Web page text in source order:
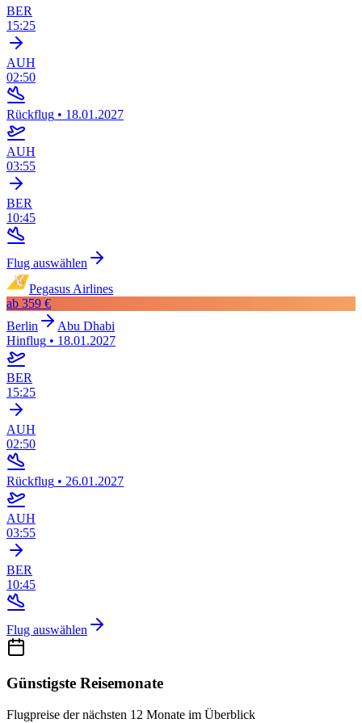
BER
15:25
AUH
02:50
Rückflug • 18.01.2027
AUH
03:55
BER
10:45
Flug auswählen
Pegasus Airlines
ab 359 €
Berlin
Abu Dhabi
Hinflug • 18.01.2027
BER
15:25
AUH
02:50
Rückflug • 26.01.2027
AUH
03:55
BER
10:45
Flug auswählen
Günstigste Reisemonate
Flugpreise der nächsten 12 Monate im Überblick